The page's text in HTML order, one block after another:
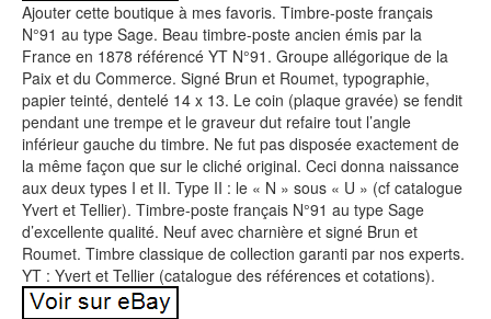
Ajouter cette boutique à mes favoris. Timbre-poste français
N°91 au type Sage. Beau timbre-poste ancien émis par la
France en 1878 référencé YT N°91. Groupe allégorique de la
Paix et du Commerce. Signé Brun et Roumet, typographie,
papier teinté, dentelé 14 x 13. Le coin (plaque gravée) se fendit
pendant une trempe et le graveur dut refaire tout l’angle
inférieur gauche du timbre. Ne fut pas disposée exactement de
la même façon que sur le cliché original. Ceci donna naissance
aux deux types I et II. Type II : le « N » sous « U » (cf catalogue
Yvert et Tellier). Timbre-poste français N°91 au type Sage
d’excellente qualité. Neuf avec charnière et signé Brun et
Roumet. Timbre classique de collection garanti par nos experts.
YT : Yvert et Tellier (catalogue des références et cotations).